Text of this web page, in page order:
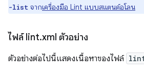
-list จากเครื่องมือ Lint แบบสแตนด์อโลน
ไฟล์ lint.xml ตัวอย่าง
ตัวอย่างต่อไปนี้แสดงเนื้อหาของไฟล์